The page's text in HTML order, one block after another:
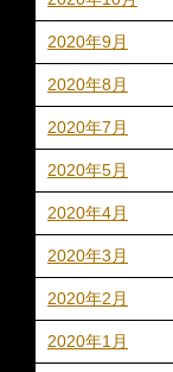
2020年9月
2020年8月
2020年7月
2020年5月
2020年4月
2020年3月
2020年2月
2020年1月